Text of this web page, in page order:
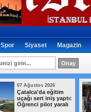
Spor Siyaset Magazin
07 Ağustos 2026
Çatalca'da eğitim
uçağı sert iniş yaptı:
Öğrenci pilot yaralı